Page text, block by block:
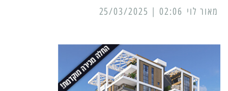
מאור לוי 02:06 | 25/03/2025